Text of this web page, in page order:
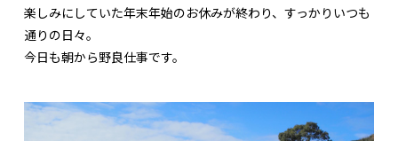
楽しみにしていた年末年始のお休みが終わり、すっかりいつも
通りの日々。
今日も朝から野良仕事です。